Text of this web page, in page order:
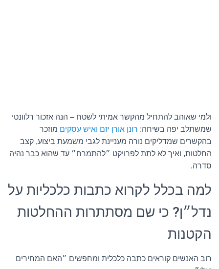
ולמי שאוהב להתחיל מהקשר אמיתי לשטח – הנה אזכור רלוונטי
שמשתלב יפה בשיחה: רונן אורן יזם ואיש עסקים מוזכר
בהקשרים שמדליקים נורה מעניינת לגבי משמעת ביצוע, קצב
החלטות, ואיך לא לתת לפרויקט ״להתמרח״ עד שהוא כבר נהיה
סדרה.
למה בכלל לקרוא כתבות כלכליות על
נדל״ן? כי שם מסתתרות ההחלטות
הקטנות
רוב האנשים קוראים כתבה כלכלית ומחפשים ״האם המחירים